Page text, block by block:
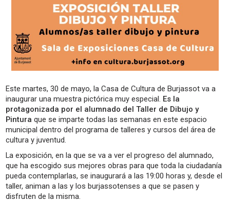
Este martes, 30 de mayo, la Casa de Cultura de Burjassot va a
inaugurar una muestra pictórica muy especial. Es la
protagonizada por el alumnado del Taller de Dibujo y
Pintura que se imparte todas las semanas en este espacio
municipal dentro del programa de talleres y cursos del área de
cultura y juventud.
La exposición, en la que se va a ver el progreso del alumnado,
que ha escogido sus mejores obras para que toda la ciudadanía
pueda contemplarlas, se inaugurará a las 19:00 horas y, desde el
taller, animan a las y los burjassotenses a que se pasen y
disfruten de la misma.